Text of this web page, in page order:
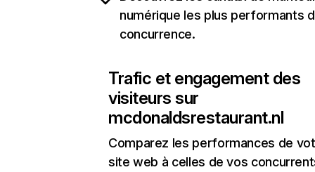
numérique les plus performants
concurrence.
Trafic et engagement des
visiteurs sur
mcdonaldsrestaurant.nl
Comparez les performances de
site web à celles de vos